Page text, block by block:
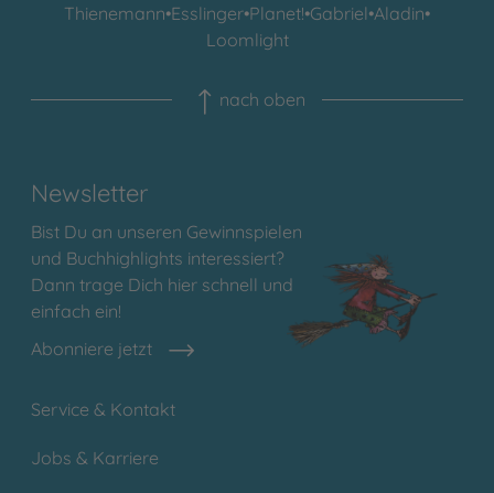
Thienemann•Esslinger•Planet!•Gabriel•Aladin•
Loomlight
nach oben
Newsletter
Bist Du an unseren Gewinnspielen
und Buchhighlights interessiert?
Dann trage Dich hier schnell und
einfach ein!
Abonniere jetzt
Service & Kontakt
Jobs & Karriere